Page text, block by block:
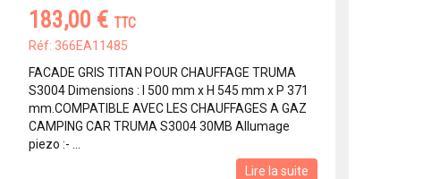
183,00 € TTC
Réf: 366EA11485
FACADE GRIS TITAN POUR CHAUFFAGE TRUMA
S3004 Dimensions : l 500 mm x H 545 mm x P 371
mm.COMPATIBLE AVEC LES CHAUFFAGES A GAZ
CAMPING CAR TRUMA S3004 30MB Allumage
piezo :- ...
Lire la suite